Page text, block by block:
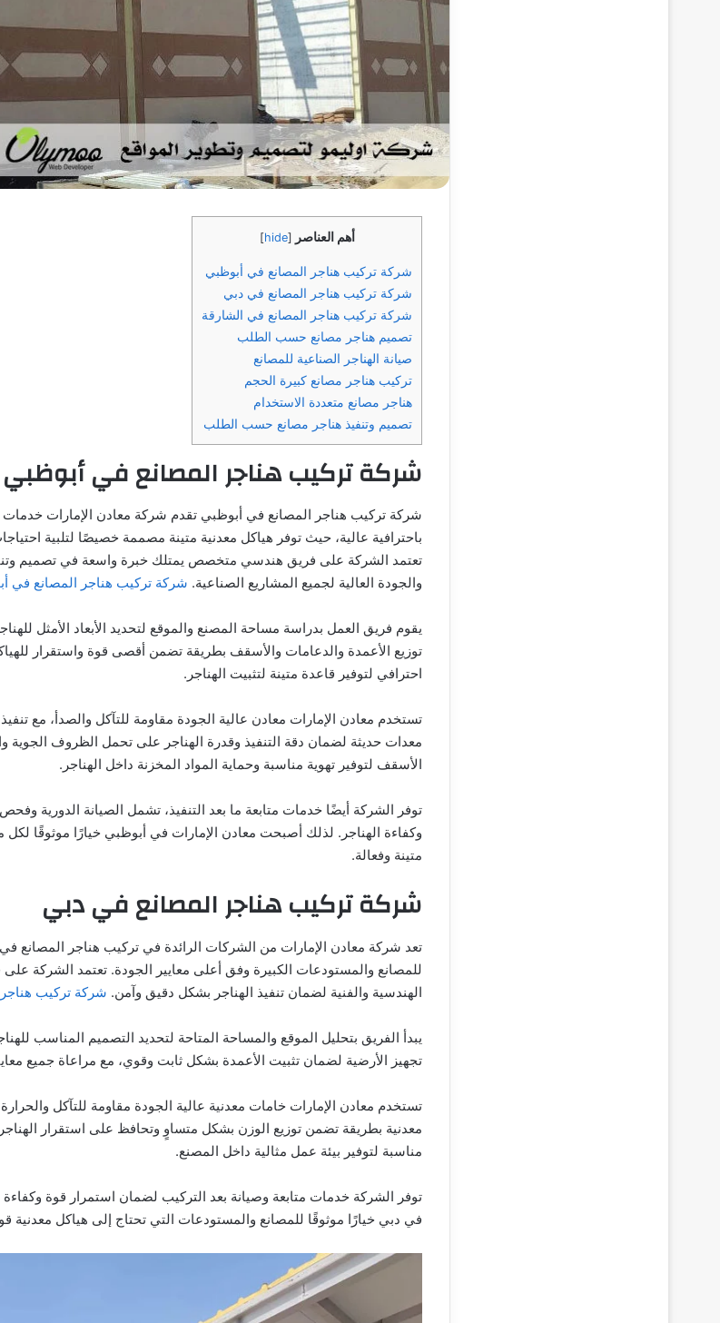
أهم العناصر [
hide
]
شركة تركيب هناجر المصانع في أبوظبي
شركة تركيب هناجر المصانع في دبي
شركة تركيب هناجر المصانع في الشارقة
تصميم هناجر مصانع حسب الطلب
صيانة الهناجر الصناعية للمصانع
تركيب هناجر مصانع كبيرة الحجم
هناجر مصانع متعددة الاستخدام
تصميم وتنفيذ هناجر مصانع حسب الطلب
شركة تركيب هناجر المصانع في أبوظبي
شركة تركيب هناجر المصانع في أبوظبي تقدم شركة معادن الإمارات
باحترافية عالية، حيث توفر هياكل معدنية متينة مصممة خصيصًا لتلبية
تعتمد الشركة على فريق هندسي متخصص يمتلك خبرة واسعة في تصميم
والجودة العالية لجميع المشاريع الصناعية. شركة تركيب هناجر المصانع في
يقوم فريق العمل بدراسة مساحة المصنع والموقع لتحديد الأبعاد الأمثل
توزيع الأعمدة والدعامات والأسقف بطريقة تضمن أقصى قوة واستقرار
احترافي لتوفير قاعدة متينة لتثبيت الهناجر.
تستخدم معادن الإمارات معادن عالية الجودة مقاومة للتآكل والصدأ، مع
معدات حديثة لضمان دقة التنفيذ وقدرة الهناجر على تحمل الظروف الجوية
الأسقف لتوفير تهوية مناسبة وحماية المواد المخزنة داخل الهناجر.
توفر الشركة أيضًا خدمات متابعة ما بعد التنفيذ، تشمل الصيانة الدورية
وكفاءة الهناجر. لذلك أصبحت معادن الإمارات في أبوظبي خيارًا موثوقًا
متينة وفعالة.
شركة تركيب هناجر المصانع في دبي
تعد شركة معادن الإمارات من الشركات الرائدة في تركيب هناجر المصانع
للمصانع والمستودعات الكبيرة وفق أعلى معايير الجودة. تعتمد الشركة
الهندسية والفنية لضمان تنفيذ الهناجر بشكل دقيق وآمن. شركة تركيب
يبدأ الفريق بتحليل الموقع والمساحة المتاحة لتحديد التصميم المناسب
تجهيز الأرضية لضمان تثبيت الأعمدة بشكل ثابت وقوي، مع مراعاة جميع معايير
تستخدم معادن الإمارات خامات معدنية عالية الجودة مقاومة للتآكل
معدنية بطريقة تضمن توزيع الوزن بشكل متساوٍ وتحافظ على استقرار
مناسبة لتوفير بيئة عمل مثالية داخل المصنع.
توفر الشركة خدمات متابعة وصيانة بعد التركيب لضمان استمرار قوة وكفاءة
في دبي خيارًا موثوقًا للمصانع والمستودعات التي تحتاج إلى هياكل معدنية